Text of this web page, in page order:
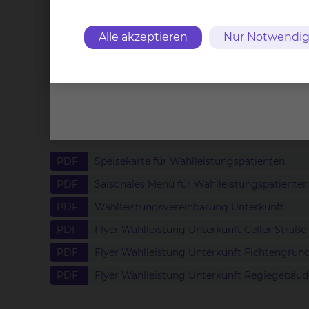
Einschränkungen bei
Abschlagszahlungen bei
PDF Speisekarte für Wahlleistungspatienten
PDF
Saisonales Menü für Wahlleistungspatienten
PDF
Wahlleistungsvereinbarung Unterkunft
PDF
Flyer Wahlleistung Unterkunft Celler Straße
PDF
Flyer Wahlleistung Unterkunft Fichtengrund
PDF
Flyer Wahlleistung Unterkunft
Alle akzeptieren Nur